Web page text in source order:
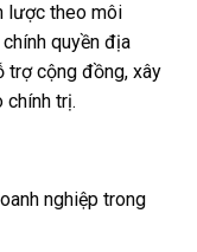
lược theo môi
quyền địa
trợ cộng đồng, xây
chính trị.
nghiệp trong